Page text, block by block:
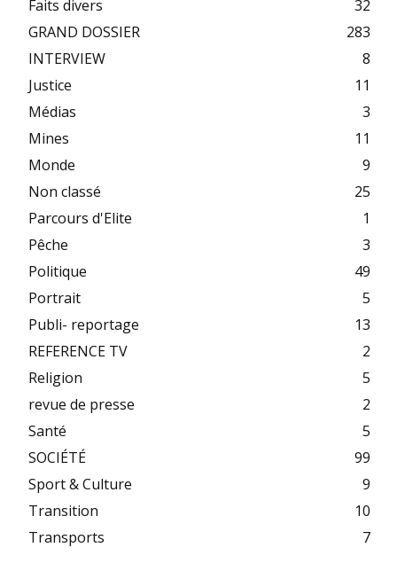
Faits divers
32
GRAND DOSSIER
283
INTERVIEW
8
Justice
11
Médias
3
Mines
11
Monde
9
Non classé
25
Parcours d'Elite
1
Pêche
3
Politique
49
Portrait
5
Publi- reportage
13
REFERENCE TV
2
Religion
5
revue de presse
2
Santé
5
SOCIÉTÉ
99
Sport & Culture
9
Transition
10
Transports
7